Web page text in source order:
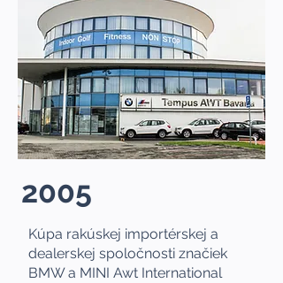
2005
Kúpa rakúskej importérskej a
dealerskej spoločnosti značiek
BMW a MINI Awt International